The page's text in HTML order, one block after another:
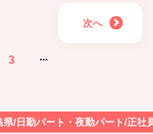
次へ
3 ...
県/日勤パート・夜勤パート/正社